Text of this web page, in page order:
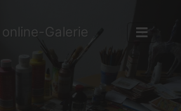
online-Galerie